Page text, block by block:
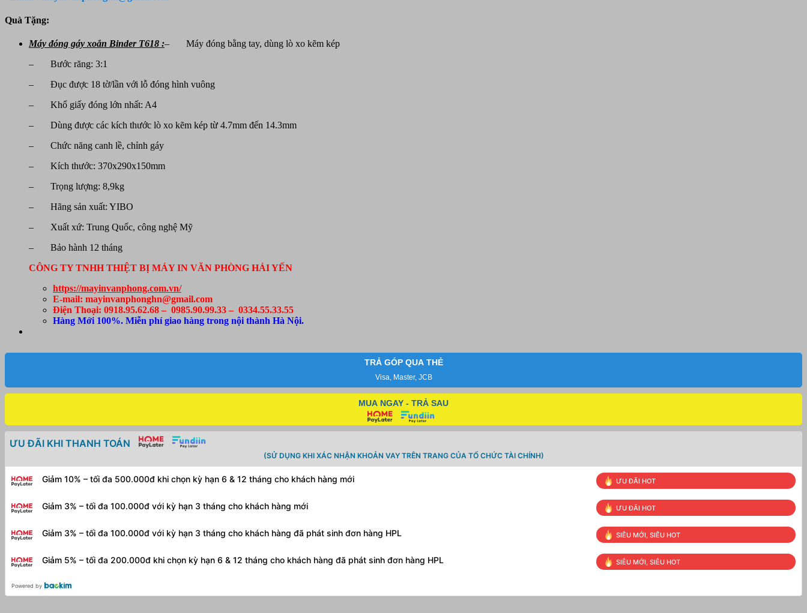
Binder
T618
lượng
Quà Tặng:
Máy đóng gáy xoắn Binder T618 :– Máy đóng bằng tay, dùng lò xo kẽm kép
– Bước răng: 3:1
– Đục được 18 tờ/lần với lỗ đóng hình vuông
– Khổ giấy đóng lớn nhất: A4
– Dùng được các kích thước lò xo kẽm kép từ 4.7mm đến 14.3mm
– Chức năng canh lề, chỉnh gáy
– Kích thước: 370x290x150mm
– Trọng lượng: 8,9kg
– Hãng sản xuất: YIBO
– Xuất xứ: Trung Quốc, công nghệ Mỹ
– Bảo hành 12 tháng
CÔNG TY TNHH THIỆT BỊ MÁY IN VĂN PHÒNG HẢI YẾN
https://mayinvanphong.com.vn/
E-mail: mayinvanphonghn@gmail.com
Điện Thoại: 0918.95.62.68 – 0985.90.99.33 – 0334.55.33.55
Hàng Mới 100%. Miễn phí giao hàng trong nội thành Hà Nội.
TRẢ GÓP QUA THẺ
Visa, Master, JCB
MUA NGAY - TRẢ SAU
ƯU ĐÃI KHI THANH TOÁN
(SỬ DỤNG KHI XÁC NHẬN KHOẢN VAY TRÊN TRANG CỦA TỔ CHỨC TÀI CHÍNH)
Giảm 10% – tối đa 500.000đ khi chọn kỳ hạn 6 & 12 tháng cho khách hàng mới ƯU ĐÃI HOT
Giảm 3% – tối đa 100.000đ với kỳ hạn 3 tháng cho khách hàng mới ƯU ĐÃI HOT
Giảm 3% – tối đa 100.000đ với kỳ hạn 3 tháng cho khách hàng đã phát sinh đơn hàng HPL SIÊU MỚI, SIÊU HOT
Giảm 5% – tối đa 200.000đ khi chọn kỳ hạn 6 & 12 tháng cho khách hàng đã phát sinh đơn hàng HPL SIÊU MỚI, SIÊU HOT
Powered by